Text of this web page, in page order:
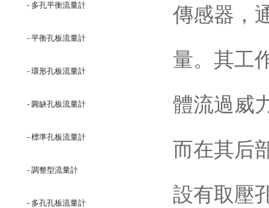
- 多孔平衡流量計
- 平衡孔板流量計
- 環形孔板流量計
- 圓缺孔板流量計
- 標準孔板流量計
- 調整型流量計
- 多孔孔板流量計
傳感器，
量。其工
體流過威
而在其后
設有取壓